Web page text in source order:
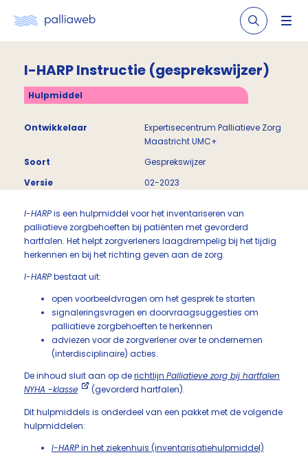
I-HARP Instructie (gesprekswijzer)
Hulpmiddel
Ontwikkelaar
Expertisecentrum Palliatieve Zorg
Maastricht UMC+
Soort
Gesprekswijzer
Versie
02-2023
I-HARPis een hulpmiddel voor het inventariseren van
palliatieve zorgbehoeften bij patiënten met gevorderd
hartfalen. Het helpt zorgverleners laagdrempelig bij het tijdig
herkennen en bij het richting geven aan de zorg.
I-HARPbestaat uit:
open voorbeeldvragen om het gesprek te starten
signaleringsvragen en doorvraagsuggesties om
palliatieve zorgbehoeften te herkennen
adviezen voor de zorgverlener over te ondernemen
(interdisciplinaire) acties.
De inhoud sluit aan op derichtlijn Palliatieve zorg bij hartfalen
NYHA -klasse
(gevorderd hartfalen).
Dit hulpmiddels is onderdeel van een pakket met de volgende
hulpmiddelen:
I-HARPin het ziekenhuis (inventarisatiehulpmiddel)